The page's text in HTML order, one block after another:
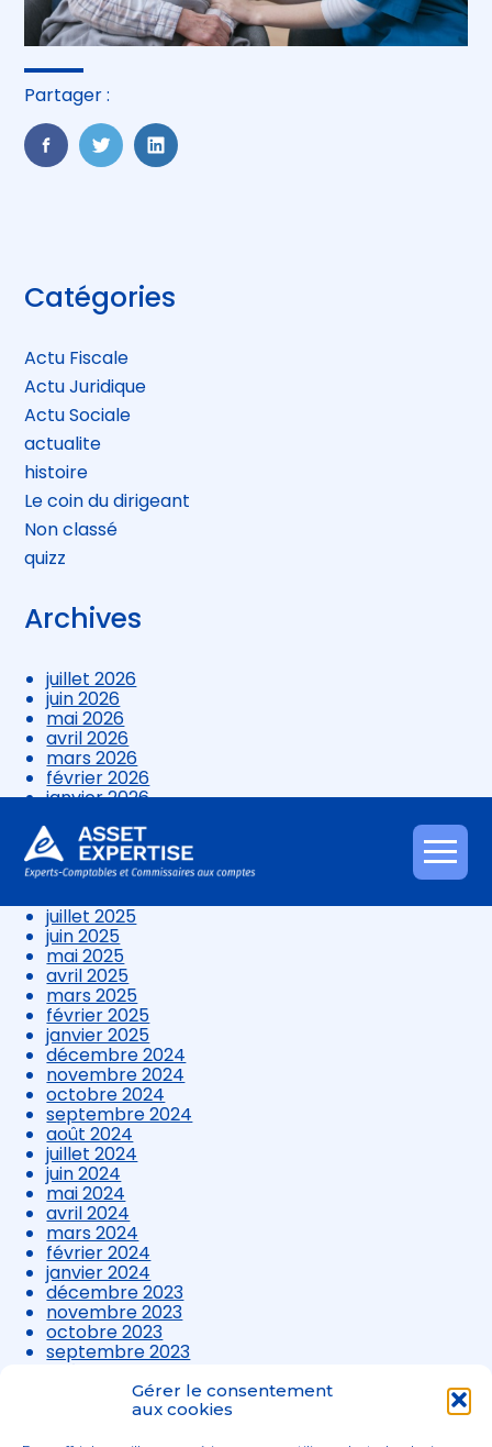
Gérer le consentement
aux cookies
Aller
au
Partager :
FaceBook
TwitterLinkedIn
Blog
sidebar
Catégories
Actu Fiscale
Actu Juridique
Actu Sociale
actualite
histoire
Le coin du dirigeant
Non classé
quizz
Archives
juillet 2026
juin 2026
mai 2026
avril 2026
mars 2026
février 2026
janvier 2026
novembre 2025
octobre 2025
septembre 2025
juillet 2025
juin 2025
mai 2025
avril 2025
mars 2025
février 2025
janvier 2025
décembre 2024
novembre 2024
octobre 2024
septembre 2024
août 2024
juillet 2024
juin 2024
mai 2024
avril 2024
mars 2024
février 2024
janvier 2024
décembre 2023
novembre 2023
octobre 2023
septembre 2023
août 2023
juillet 2023